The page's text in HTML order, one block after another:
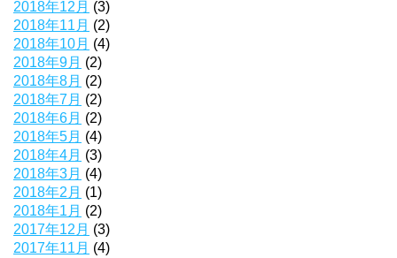
2018年12月 (3)
2018年11月 (2)
2018年10月 (4)
2018年9月 (2)
2018年8月 (2)
2018年7月 (2)
2018年6月 (2)
2018年5月 (4)
2018年4月 (3)
2018年3月 (4)
2018年2月 (1)
2018年1月 (2)
2017年12月 (3)
2017年11月 (4)